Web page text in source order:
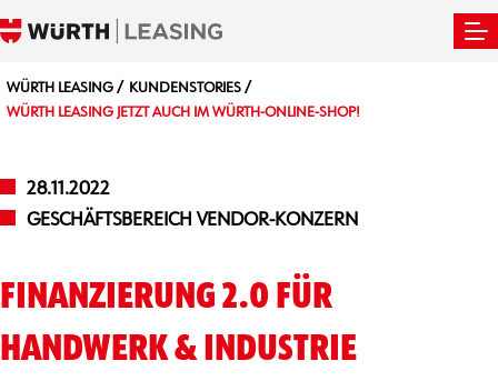
WÜRTH LEASING
KUNDENSTORIES
WÜRTH LEASING JETZT AUCH IM WÜRTH-ONLINE-SHOP!
28.11.2022
GESCHÄFTSBEREICH VENDOR-KONZERN
FINANZIERUNG 2.0 FÜR
HANDWERK & INDUSTRIE